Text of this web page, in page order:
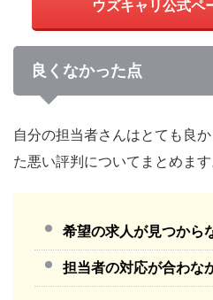
ウズキャリ公式ペ
良くなかった点
自分の担当者さんはとても良
た悪い評判についてまとめます
希望の求人が見つから
担当者の対応が合わな